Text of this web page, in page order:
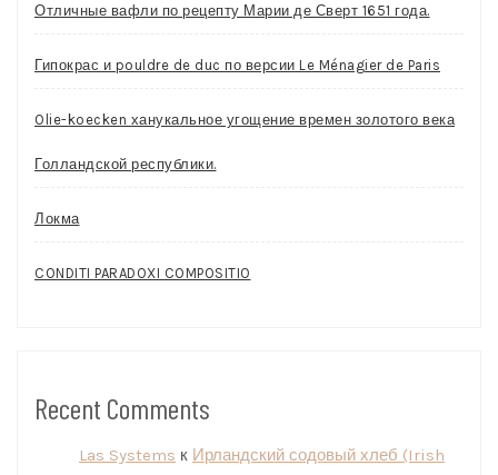
Отличные вафли по рецепту Марии де Сверт 1651 года.
Гипокрас и pouldre de duc по версии Le Ménagier de Paris
Olie-koecken ханукальное угощение времен золотого века
Голландской республики.
Локма
CONDITI PARADOXI COMPOSITIO
Recent Comments
Las Systems к Ирландский содовый хлеб (Irish